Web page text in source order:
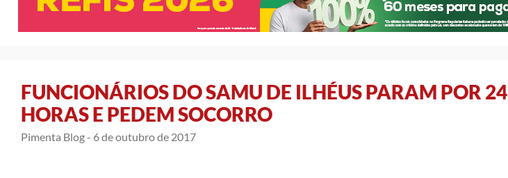
FUNCIONÁRIOS DO SAMU DE ILHÉUS PARAM POR 24
HORAS E PEDEM SOCORRO
Pimenta Blog - 6 de outubro de 2017